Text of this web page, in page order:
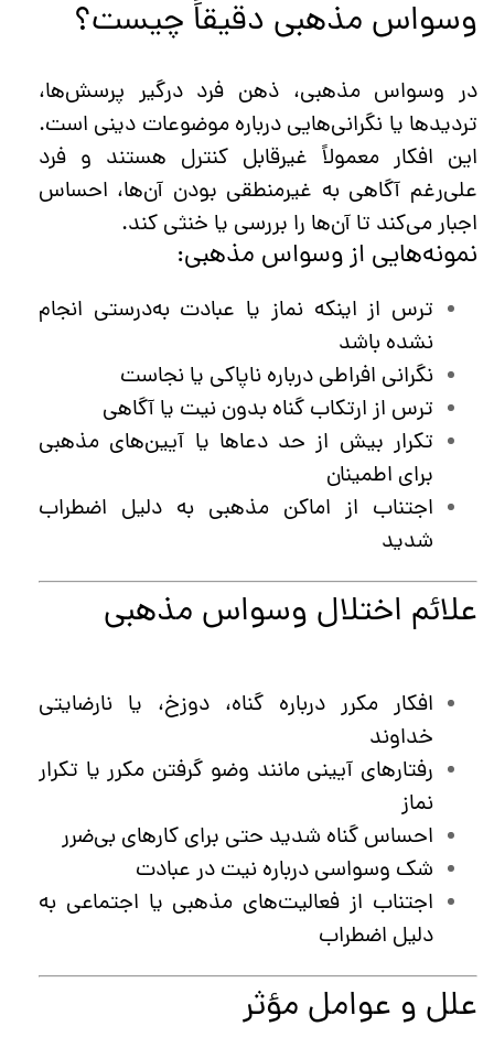
وسواس مذهبی دقیقاً چیست؟
در وسواس مذهبی، ذهن فرد درگیر پرسش‌ها،
تردیدها یا نگرانی‌هایی درباره موضوعات دینی است.
این افکار معمولاً غیرقابل کنترل هستند و فرد
علی‌رغم آگاهی به غیرمنطقی بودن آن‌ها، احساس
اجبار می‌کند تا آن‌ها را بررسی یا خنثی کند.
نمونه‌هایی از وسواس مذهبی:
ترس از اینکه نماز یا عبادت به‌درستی انجام
نشده باشد
نگرانی افراطی درباره ناپاکی یا نجاست
ترس از ارتکاب گناه بدون نیت یا آگاهی
تکرار بیش از حد دعاها یا آیین‌های مذهبی
برای اطمینان
اجتناب از اماکن مذهبی به دلیل اضطراب
شدید
علائم اختلال وسواس مذهبی
افکار مکرر درباره گناه، دوزخ، یا نارضایتی
خداوند
رفتارهای آیینی مانند وضو گرفتن مکرر یا تکرار
نماز
احساس گناه شدید حتی برای کارهای بی‌ضرر
شک وسواسی درباره نیت در عبادت
اجتناب از فعالیت‌های مذهبی یا اجتماعی به
دلیل اضطراب
علل و عوامل مؤثر